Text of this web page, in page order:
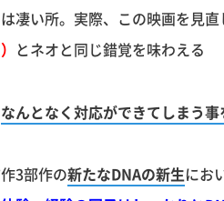
凄い所。実際、この映画を見直
とネオと同じ錯覚を味わえる
なんとなく対応ができてしまう事
3部作の新たなDNAの新生にお